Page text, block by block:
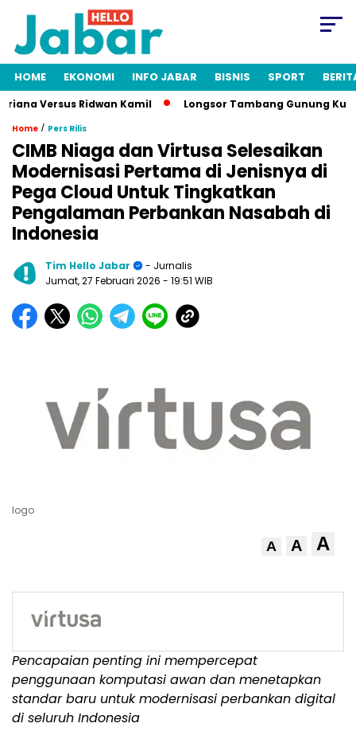
HOME EKONOMI INFO JABAR BISNIS SPORT
Versus Ridwan Kamil Longsor Tambang Gunung Kuda
Home / Pers Rilis
CIMB Niaga dan Virtusa Selesaikan
Modernisasi Pertama di Jenisnya di
Pega Cloud Untuk Tingkatkan
Pengalaman Perbankan Nasabah di
Indonesia
Tim Hello Jabar
- Jurnalis
Jumat, 27 Februari 2026 - 19:51 WIB
logo
A A A
Pencapaian penting ini mempercepat
penggunaan komputasi awan dan menetapkan
standar baru untuk modernisasi perbankan digital
di seluruh Indonesia